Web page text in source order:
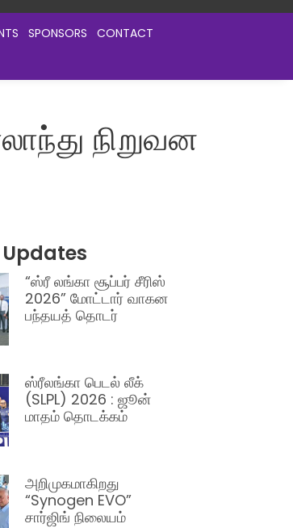
SPONSORS CONTACT
நிறுவன
“ஸ்ரீ லங்கா சூப்பர் சீரிஸ்
2026” மோட்டார் வாகன
பந்தயத் தொடர்
ஸ்ரீலங்கா பெடல் லீக்
(SLPL) 2026 : ஜூன்
மாதம் தொடக்கம்
அறிமுகமாகிறது
“Synogen EVO”
சார்ஜிங் நிலையம்